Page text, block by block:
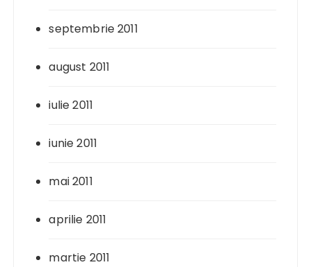
septembrie 2011
august 2011
iulie 2011
iunie 2011
mai 2011
aprilie 2011
martie 2011